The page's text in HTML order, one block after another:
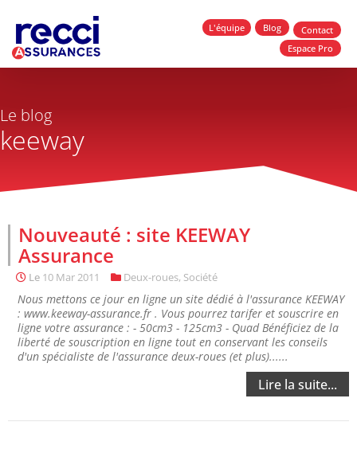
L'équipe Blog
Contact
Espace Pro
Le blog
keeway
Nouveauté : site KEEWAY
Assurance
Le 10 Mar 2011 Deux-roues, Société
Nous mettons ce jour en ligne un site dédié à l'assurance KEEWAY
: www.keeway-assurance.fr . Vous pourrez tarifer et souscrire en
ligne votre assurance : - 50cm3 - 125cm3 - Quad Bénéficiez de la
liberté de souscription en ligne tout en conservant les conseils
d'un spécialiste de l'assurance deux-roues (et plus)......
Lire la suite...